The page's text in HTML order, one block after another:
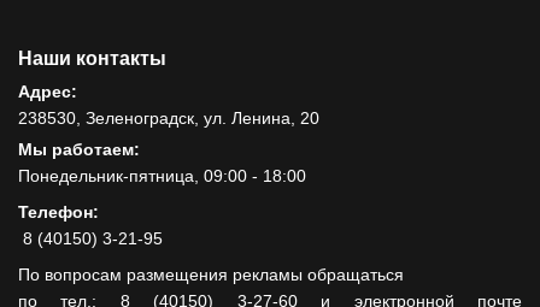
Наши контакты
Адрес:
238530, Зеленоградск, ул. Ленина, 20
Мы работаем:
Понедельник-пятница, 09:00 - 18:00
Телефон:
8 (40150) 3-21-95
По вопросам размещения рекламы обращаться
по тел.: 8 (40150) 3-27-60 и электронной почте